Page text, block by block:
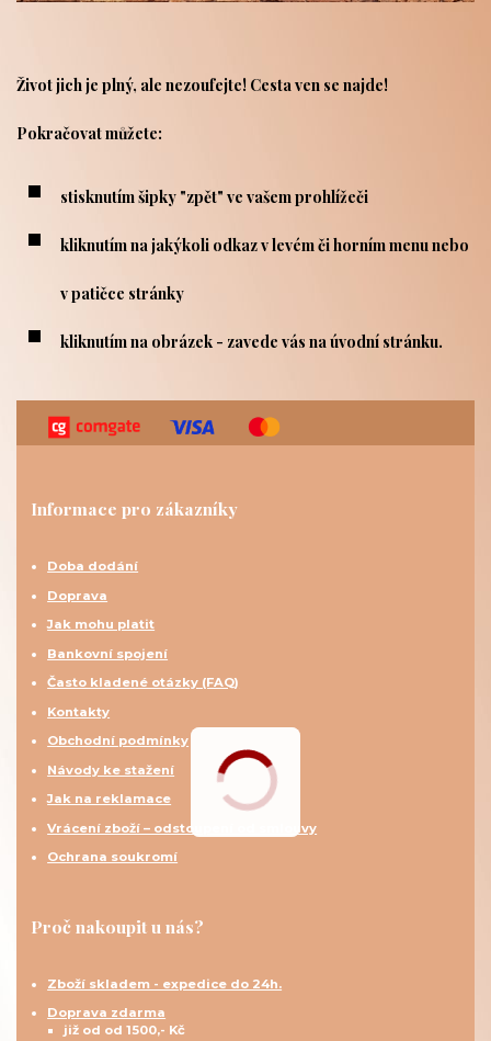
Život jich je plný, ale nezoufejte! Cesta ven se najde!
Pokračovat můžete:
stisknutím šipky "zpět" ve vašem prohlížeči
kliknutím na jakýkoli odkaz v levém či horním menu nebo
v patičce stránky
kliknutím na obrázek - zavede vás na úvodní stránku.
Informace pro zákazníky
Doba dodání
Doprava
Jak mohu platit
Bankovní spojení
Často kladené otázky (FAQ)
Kontakty
Obchodní podmínky
Návody ke stažení
Jak na reklamace
Vrácení zboží – odstoupení od smlouvy
Ochrana soukromí
Proč nakoupit u nás?
Zboží skladem - expedice do 24h.
Doprava zdarma
již od od 1500,- Kč